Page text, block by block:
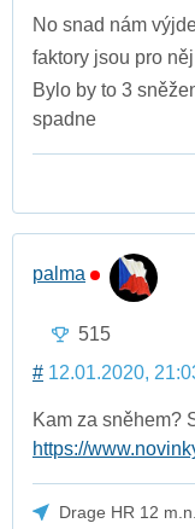
No snad nám
faktory jsou pro
Bylo by to 3
spadne
palma
515
# 12.01.2020,
Kam za sněhem?
https://
Drage HR 12